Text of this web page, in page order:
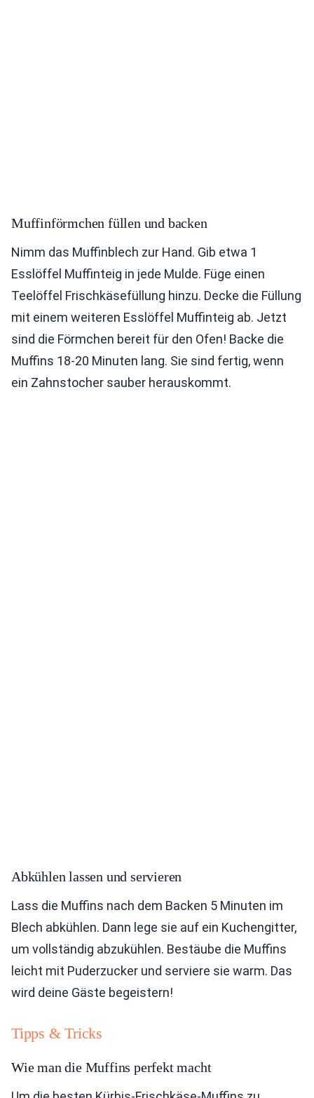
Muffinförmchen füllen und backen
Nimm das Muffinblech zur Hand. Gib etwa 1
Esslöffel Muffinteig in jede Mulde. Füge einen
Teelöffel Frischkäsefüllung hinzu. Decke die Füllung
mit einem weiteren Esslöffel Muffinteig ab. Jetzt
sind die Förmchen bereit für den Ofen! Backe die
Muffins 18-20 Minuten lang. Sie sind fertig, wenn
ein Zahnstocher sauber herauskommt.
Abkühlen lassen und servieren
Lass die Muffins nach dem Backen 5 Minuten im
Blech abkühlen. Dann lege sie auf ein Kuchengitter,
um vollständig abzukühlen. Bestäube die Muffins
leicht mit Puderzucker und serviere sie warm. Das
wird deine Gäste begeistern!
Tipps & Tricks
Wie man die Muffins perfekt macht